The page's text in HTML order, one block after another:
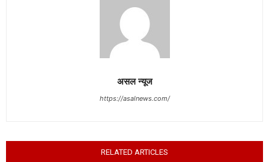
असल न्यूज
https://asalnews.com/
RELATED ARTICLES